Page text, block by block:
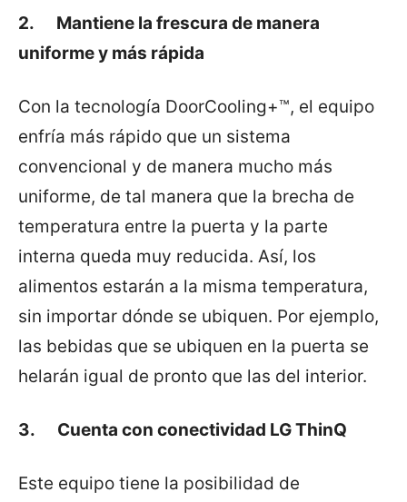
2. Mantiene la frescura de manera
uniforme y más rápida
Con la tecnología DoorCooling+™, el equipo
enfría más rápido que un sistema
convencional y de manera mucho más
uniforme, de tal manera que la brecha de
temperatura entre la puerta y la parte
interna queda muy reducida. Así, los
alimentos estarán a la misma temperatura,
sin importar dónde se ubiquen. Por ejemplo,
las bebidas que se ubiquen en la puerta se
helarán igual de pronto que las del interior.
3. Cuenta con conectividad LG ThinQ
Este equipo tiene la posibilidad de